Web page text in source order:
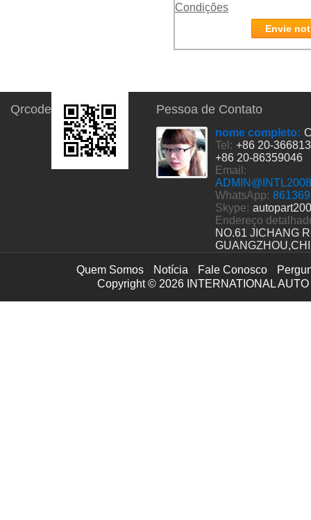
Condições
Envie
Qrcode Pessoa de Contato
nome completo:
Tel: +86 20-
+86 20-86359046
Email:
WhatsApp:
Skype:
Endereço
NO.61 JICHANG
Quem Somos Notícia Fale Conosco
Copyright © 2026 INTERNATIONAL